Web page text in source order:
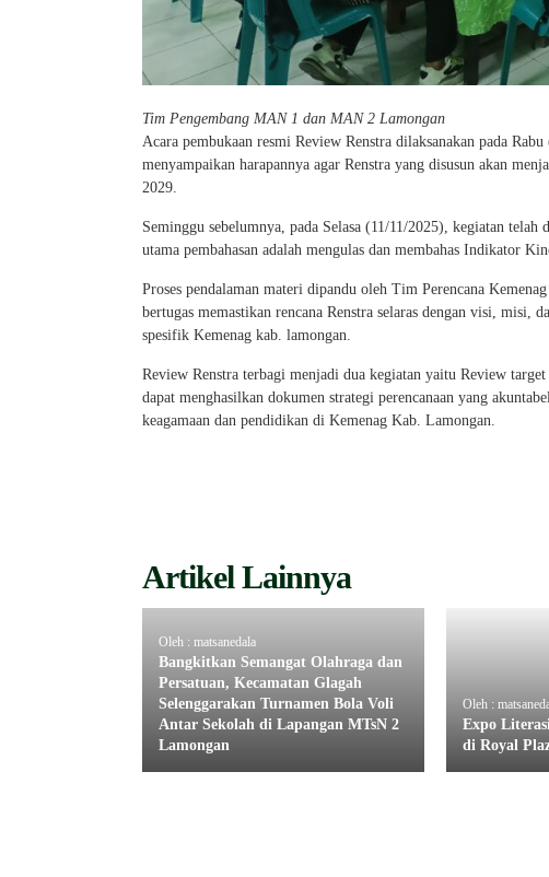
Tim Pengembang MAN 1 dan MAN 2 Lamongan
Acara pembukaan resmi Review Renstra dilaksanakan pada
menyampaikan harapannya agar Renstra yang disusun akan
2029.
Seminggu sebelumnya, pada Selasa (11/11/2025), kegiatan
utama pembahasan adalah mengulas dan membahas Indikator
Proses pendalaman materi dipandu oleh Tim Perencana
bertugas memastikan rencana Renstra selaras dengan visi, misi,
spesifik Kemenag kab. lamongan.
Review Renstra terbagi menjadi dua kegiatan yaitu Review
dapat menghasilkan dokumen strategi perencanaan yang
keagamaan dan pendidikan di Kemenag Kab. Lamongan.
Artikel Lainnya
Oleh : matsanedala
Bangkitkan Semangat Olahraga dan
Persatuan, Kecamatan Glagah
Selenggarakan Turnamen Bola Voli
Antar Sekolah di Lapangan MTsN 2
Lamongan
Oleh :
Expo
di Royal